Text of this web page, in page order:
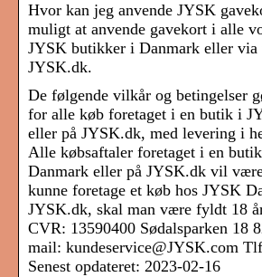
Hvor kan jeg anvende JYSK
muligt at anvende gavekort i alle
JYSK butikker i Danmark eller via
JYSK.dk.
De følgende vilkår og betingelser
for alle køb foretaget i en butik i
eller på JYSK.dk, med levering i
Alle købsaftaler foretaget i en
Danmark eller på JYSK.dk vil
kunne foretage et køb hos JYSK
JYSK.dk, skal man være fyldt 18
CVR: 13590400 Sødalsparken 18
mail: kundeservice@JYSK.com
Senest opdateret: 2023-02-16